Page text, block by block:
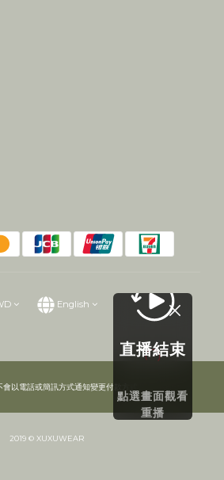
English
以電話或簡訊方式通知變更付款方式。
2019 © XUXUWEAR
直播結束
點選畫面觀看
重播